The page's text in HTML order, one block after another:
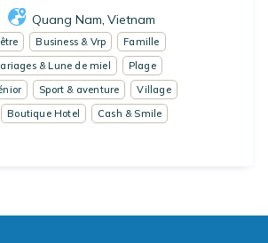
Quang Nam, Vietnam
Business & Vrp
Famille
& Lune de miel
Plage
Sport & aventure
Village
Boutique Hotel
Cash & Smile